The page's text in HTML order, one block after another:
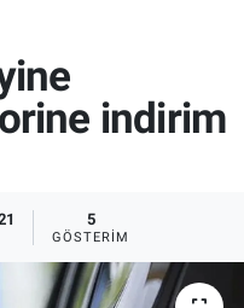
indirim
5
GÖSTERIM
Fikstür